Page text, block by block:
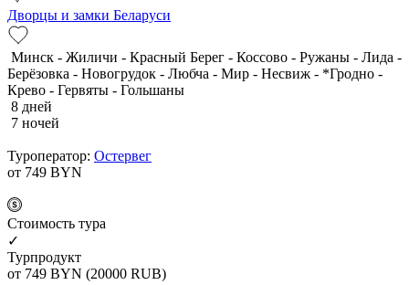
Дворцы и замки Беларуси
Минск - Жиличи - Красный Берег - Коссово - Ружаны - Лида -
Берёзовка - Новогрудок - Любча - Мир - Несвиж - *Гродно -
Крево - Гервяты - Гольшаны
8 дней
7 ночей
Туроператор: Остервег
от 749 BYN
Cтоимость тура
✓
Турпродукт
от 749 BYN (20000 RUB)